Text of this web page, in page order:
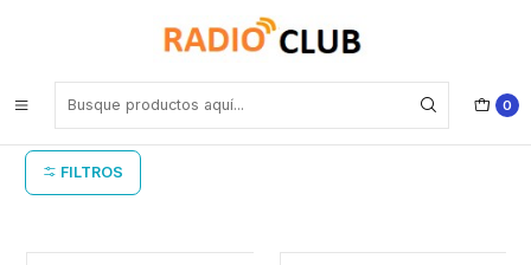
0
Tait
FILTROS